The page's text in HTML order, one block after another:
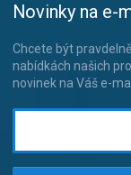
Novinky na e-
Chcete být
nabídkách našich
novinek na Váš e-